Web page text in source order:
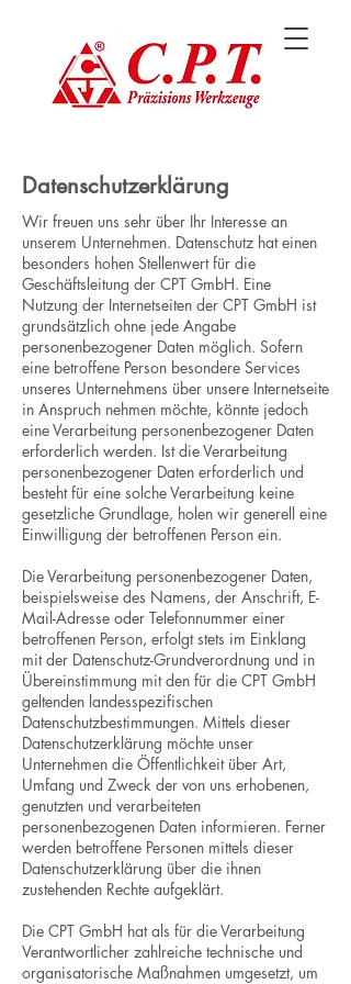
Datenschutzerklärung
Wir freuen uns sehr über Ihr Interesse an
unserem Unternehmen. Datenschutz hat einen
besonders hohen Stellenwert für die
Geschäftsleitung der CPT GmbH. Eine
Nutzung der Internetseiten der CPT GmbH ist
grundsätzlich ohne jede Angabe
personenbezogener Daten möglich. Sofern
eine betroffene Person besondere Services
unseres Unternehmens über unsere Internetseite
in Anspruch nehmen möchte, könnte jedoch
eine Verarbeitung personenbezogener Daten
erforderlich werden. Ist die Verarbeitung
personenbezogener Daten erforderlich und
besteht für eine solche Verarbeitung keine
gesetzliche Grundlage, holen wir generell eine
Einwilligung der betroffenen Person ein.
Die Verarbeitung personenbezogener Daten,
beispielsweise des Namens, der Anschrift, E-
Mail-Adresse oder Telefonnummer einer
betroffenen Person, erfolgt stets im Einklang
mit der Datenschutz-Grundverordnung und in
Übereinstimmung mit den für die CPT GmbH
geltenden landesspezifischen
Datenschutzbestimmungen. Mittels dieser
Datenschutzerklärung möchte unser
Unternehmen die Öffentlichkeit über Art,
Umfang und Zweck der von uns erhobenen,
genutzten und verarbeiteten
personenbezogenen Daten informieren. Ferner
werden betroffene Personen mittels dieser
Datenschutzerklärung über die ihnen
zustehenden Rechte aufgeklärt.
Die CPT GmbH hat als für die Verarbeitung
Verantwortlicher zahlreiche technische und
organisatorische Maßnahmen umgesetzt, um